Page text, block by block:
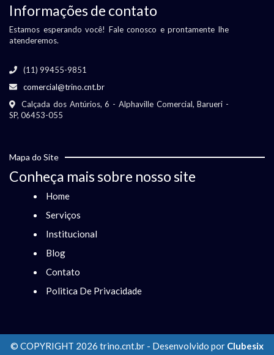
Informações de contato
Estamos esperando você! Fale conosco e prontamente lhe
atenderemos.
(11) 99455-9851
comercial@trino.cnt.br
Calçada dos Antúrios, 6 - Alphaville Comercial, Barueri -
SP, 06453-055
Mapa do Site
Conheça mais sobre nosso site
Home
Serviços
Institucional
Blog
Contato
Politica De Privacidade
© COPYRIGHT 2026 trino.cnt.br - Desenvolvido por Clubesix